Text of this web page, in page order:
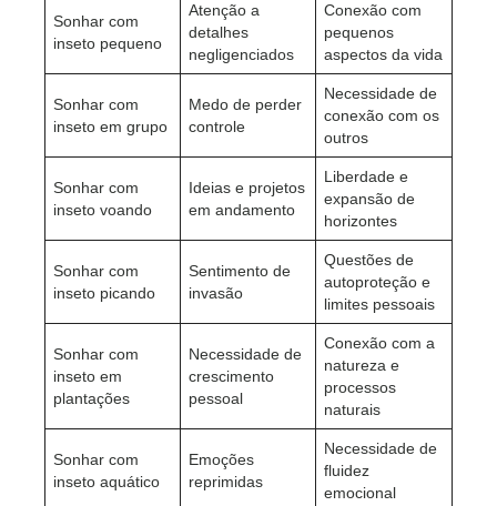
Sonhar com
inseto pequeno
Atenção a
detalhes
negligenciados
Conexão com
pequenos
aspectos da vida
Sonhar com
inseto em grupo
Medo de perder
controle
Necessidade de
conexão com os
outros
Sonhar com
inseto voando
Ideias e projetos
em andamento
Liberdade e
expansão de
horizontes
Sonhar com
inseto picando
Sentimento de
invasão
Questões de
autoproteção e
limites pessoais
Sonhar com
inseto em
plantações
Necessidade de
crescimento
pessoal
Conexão com a
natureza e
processos
naturais
Sonhar com
inseto aquático
Emoções
reprimidas
Necessidade de
fluidez
emocional